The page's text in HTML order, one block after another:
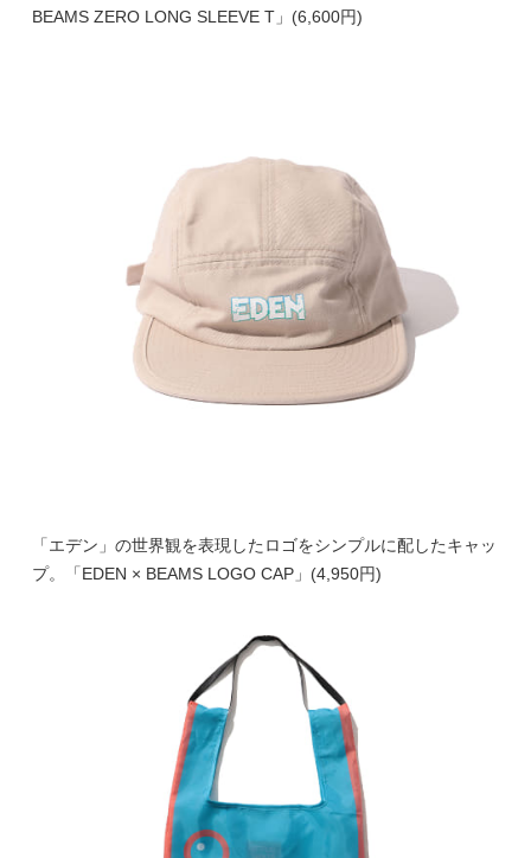
BEAMS ZERO LONG SLEEVE T」(6,600円)
「エデン」の世界観を表現したロゴをシンプルに配したキャッ
プ。「EDEN × BEAMS LOGO CAP」(4,950円)